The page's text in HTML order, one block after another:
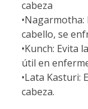
cabeza
cabello, se
•Kunch: Evita
útil en
•Lata Kasturi:
cabeza.